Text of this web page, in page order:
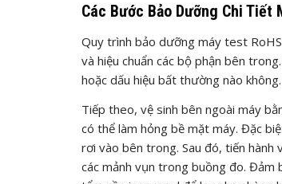
Các Bước Bảo Dưỡng Chi Tiết
Quy trình bảo dưỡng máy test
và hiệu chuẩn các bộ phận bên
hoặc dấu hiệu bất thường nào
Tiếp theo, vệ sinh bên ngoài máy
có thể làm hỏng bề mặt máy. Đặc
rơi vào bên trong. Sau đó, tiến hành
các mảnh vụn trong buồng đo.